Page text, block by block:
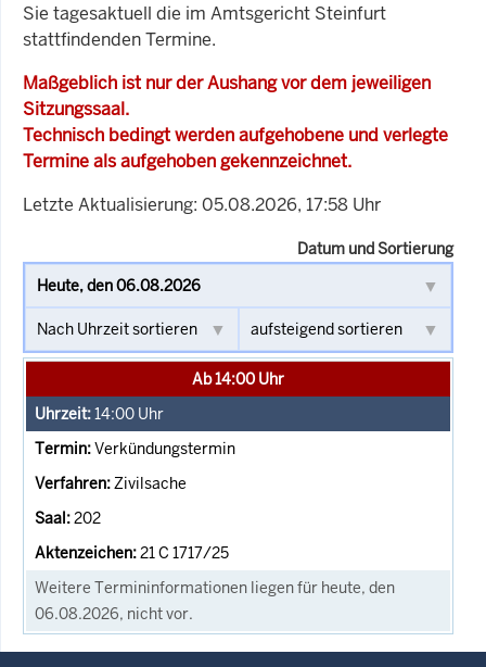
Sie tagesaktuell die im Amtsgericht Steinfurt
stattfindenden Termine.
Maßgeblich ist nur der Aushang vor dem jeweiligen
Sitzungssaal.
Technisch bedingt werden aufgehobene und verlegte
Termine als aufgehoben gekennzeichnet.
Letzte Aktualisierung: 05.08.2026, 17:58 Uhr
Datum und Sortierung
Ab 14:00 Uhr
14:00 Uhr
Verkündungstermin
Zivilsache
202
21 C 1717/25
Weitere Termininformationen liegen für heute, den
06.08.2026, nicht vor.